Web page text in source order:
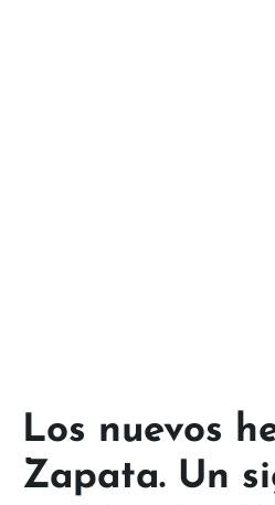
Los nuevos
Zapata. Un